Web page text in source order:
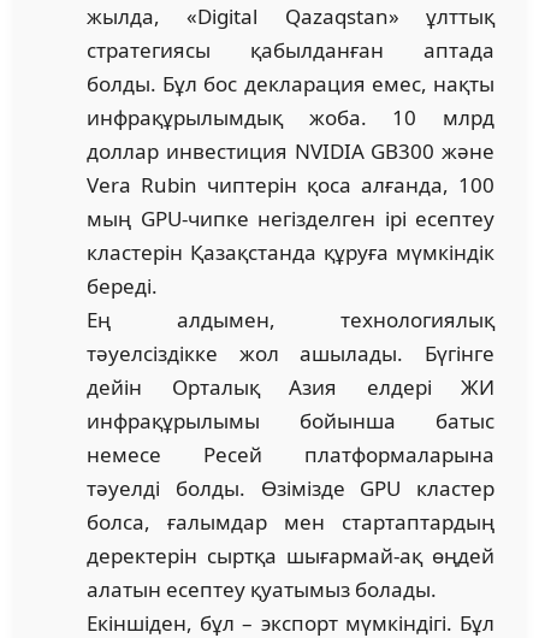
жылда, «Digital Qazaqstan» ұлттық
стратегиясы қабылданған аптада
болды. Бұл бос декларация емес, нақты
инфрақұрылымдық жоба. 10 млрд
доллар инвестиция NVIDIA GB300 және
Vera Rubin чиптерін қоса алғанда, 100
мың GPU-чипке негізделген ірі есептеу
кластерін Қазақстанда құруға мүмкіндік
береді.
Ең алдымен, технологиялық
тәуелсіздікке жол ашылады. Бүгінге
дейін Орталық Азия елдері ЖИ
инфрақұрылымы бойынша батыс
немесе Ресей платформаларына
тәуелді болды. Өзімізде GPU кластер
болса, ғалымдар мен стартаптардың
деректерін сыртқа шығармай-ақ өңдей
алатын есептеу қуатымыз болады.
Екіншіден, бұл – экспорт мүмкіндігі. Бұл